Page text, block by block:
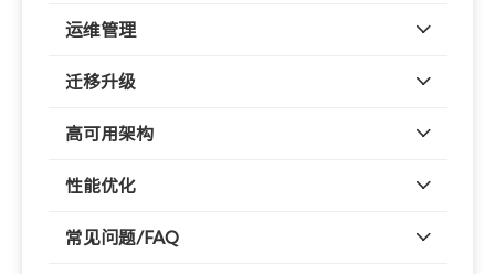
运维管理
迁移升级
高可用架构
性能优化
常见问题/FAQ